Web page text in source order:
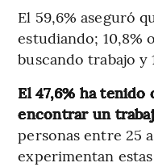
El 59,6% aseguró
estudiando; 10,8%
buscando trabajo y
El 47,6% ha
encontrar un
personas entre 25
experimentan